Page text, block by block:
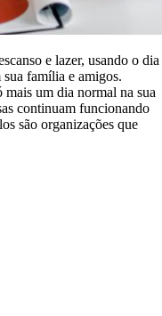
e lazer, usando o dia
família e amigos.
mais um dia normal na sua
continuam funcionando
são organizações que